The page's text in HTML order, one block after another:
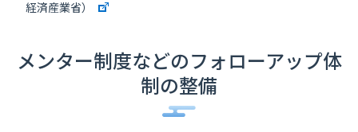
経済産業省）
メンター制度などのフォローアップ体
制の整備